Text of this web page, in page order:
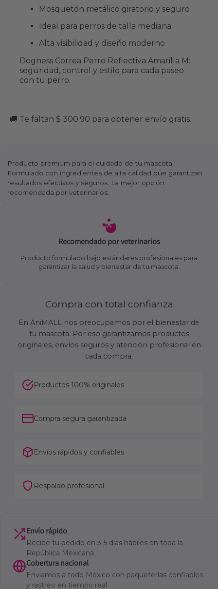
Mosquetón metálico giratorio y seguro
Ideal para perros de talla mediana
Alta visibilidad y diseño moderno
Dogness Correa Perro Reflectiva Amarilla M:
seguridad, control y estilo para cada paseo
con tu perro.
🚚 Te faltan $ 300.90 para obtener envío gratis.
Producto premium para el cuidado de tu mascota.
Formulado con ingredientes de alta calidad que garantizan
resultados efectivos y seguros. La mejor opción
recomendada por veterinarios.
Recomendado por veterinarios
Producto formulado bajo estándares profesionales para
garantizar la salud y bienestar de tu mascota.
Compra con total confianza
En AniMALL nos preocupamos por el bienestar de
tu mascota. Por eso garantizamos productos
originales, envíos seguros y atención profesional en
cada compra.
Productos 100% originales
Compra segura garantizada
Envíos rápidos y confiables
Respaldo profesional
Envío rápido
Recibe tu pedido en 3-5 días hábiles en toda la
República Mexicana
Cobertura nacional
Enviamos a todo México con paqueterías confiables
y rastreo en tiempo real